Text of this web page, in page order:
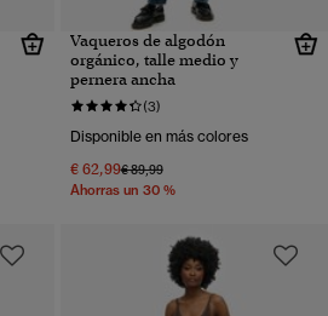
Vaqueros de algodón
orgánico, talle medio y
pernera ancha
(3)
Disponible en más colores
€ 62,99Precio rebajado de
€ 89,99a
Ahorras un 30 %